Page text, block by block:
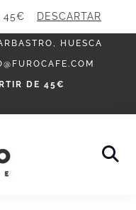
45€ DESCARTAR
HUESCA
DE 45€